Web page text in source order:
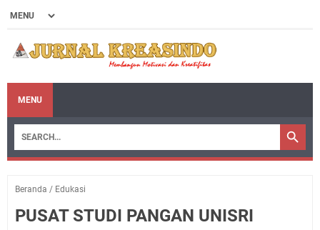
MENU
Beranda / Edukasi
PUSAT STUDI PANGAN UNISRI